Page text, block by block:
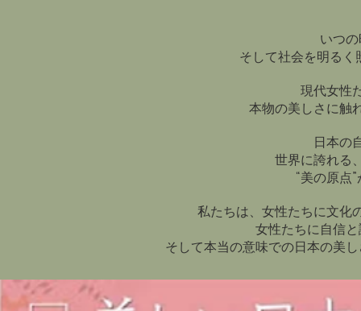
いつ
そして社会を明る
現代女性
本物の美しさに触
日本の
世界に誇れる
“美の原点
私たちは、女性たちに文化
女性たちに自信
そして本当の意味での日本の美